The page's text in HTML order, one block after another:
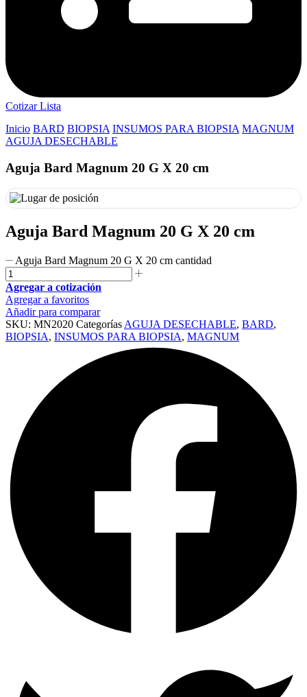
Cotizar Lista
Inicio BARD BIOPSIA INSUMOS PARA BIOPSIA MAGNUM
AGUJA DESECHABLE
Aguja Bard Magnum 20 G X 20 cm
Aguja Bard Magnum 20 G X 20 cm
Aguja Bard Magnum 20 G X 20 cm cantidad
Agregar a cotización
Agregar a favoritos
Añadir para comparar
SKU: MN2020 Categorías AGUJA DESECHABLE, BARD,
BIOPSIA, INSUMOS PARA BIOPSIA, MAGNUM